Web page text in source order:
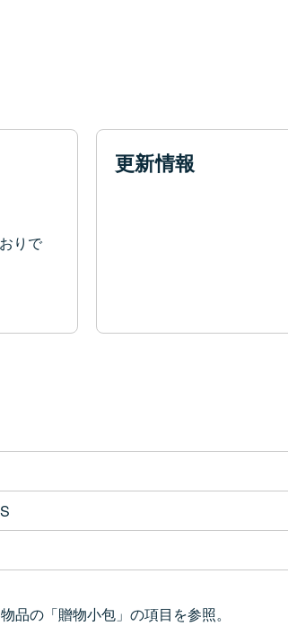
りで
更新情報
品の「贈物小包」の項目を参照。